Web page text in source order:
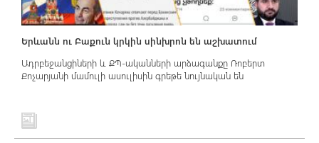
Երևանն ու Բաքուն կրկին սինխրոն են աշխատում
Ադրբեջանցիների և ՔՊ-ականների արձագանքը Ռոբերտ
Քոչարյանի մամուլի ասուլիսին գրեթե նույնական են